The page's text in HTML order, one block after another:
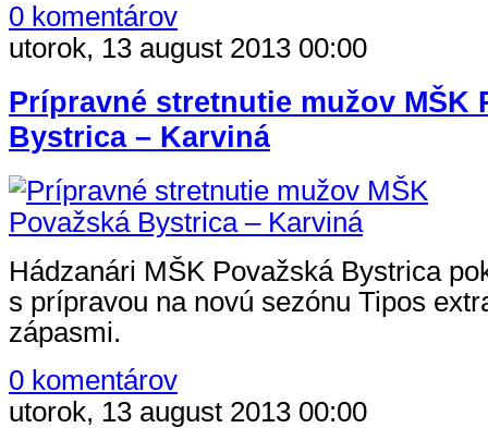
0 komentárov
utorok, 13 august 2013 00:00
Prípravné stretnutie mužov MŠK
Bystrica – Karviná
Hádzanári MŠK Považská Bystrica
s prípravou na novú sezónu Tipos
zápasmi.
0 komentárov
utorok, 13 august 2013 00:00